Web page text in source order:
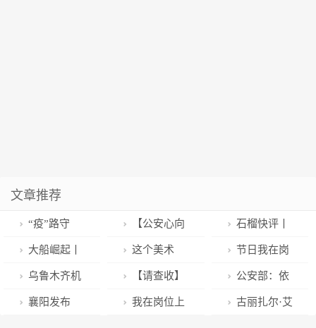
文章推荐
“疫”路守
护，河南公安
有点暖~
【公安心向
党 护航新征
程】公安交管
服务改革成效
石榴快评丨
新疆“好人”可
敬可爱可信可
学
大船崛起丨
外高桥造船：
各船型订单接
这个美术
展，艺术家用
兔画出新春祝
节日我在岗
丨洛阳公安：
新年第一天，
乌鲁木齐机
场：清理积雪
【请查收】
您的春运BUFF
公安部：依
法严厉打击制
襄阳发布 我在岗位上 古丽扎尔·艾